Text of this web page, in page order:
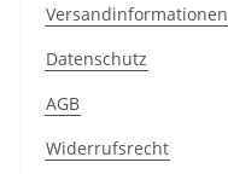
Versandinformationen
Datenschutz
AGB
Widerrufsrecht